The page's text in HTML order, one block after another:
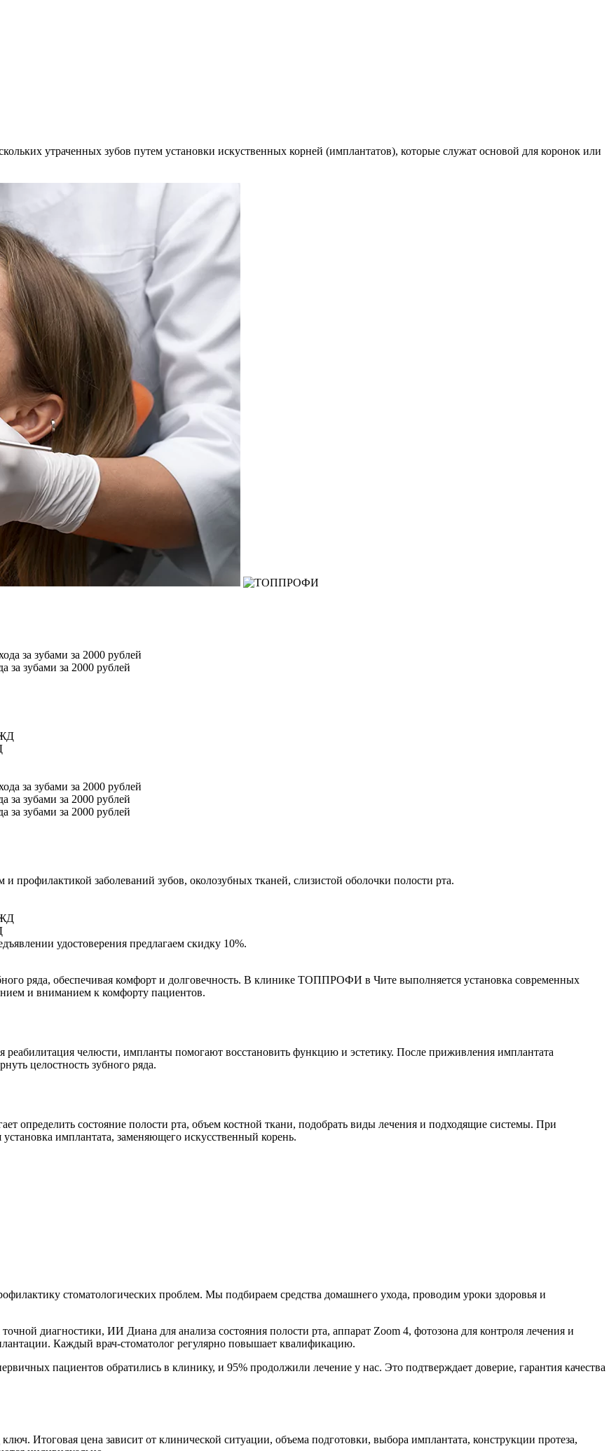
утраченных зубов путем установки искуственных корней (имплантатов), которые служат основой для коронок или
за зубами за 2000 рублей
за зубами за 2000 рублей
за зубами за 2000 рублей
и профилактикой заболеваний зубов, околозубных тканей, слизистой оболочки полости рта.
удостоверения предлагаем скидку 10%.
ряда, обеспечивая комфорт и долговечность. В клинике ТОППРОФИ в Чите выполняется установка современных
и вниманием к комфорту пациентов.
реабилитация челюсти, импланты помогают восстановить функцию и эстетику. После приживления имплантата
целостность зубного ряда.
определить состояние полости рта, объем костной ткани, подобрать виды лечения и подходящие системы. При
имплантата, заменяющего искусственный корень.
стоматологических проблем. Мы подбираем средства домашнего ухода, проводим уроки здоровья и
диагностики, ИИ Диана для анализа состояния полости рта, аппарат Zoom 4, фотозона для контроля лечения и
Каждый врач-стоматолог регулярно повышает квалификацию.
пациентов обратились в клинику, и 95% продолжили лечение у нас. Это подтверждает доверие, гарантия качества
Итоговая цена зависит от клинической ситуации, объема подготовки, выбора имплантата, конструкции протеза,